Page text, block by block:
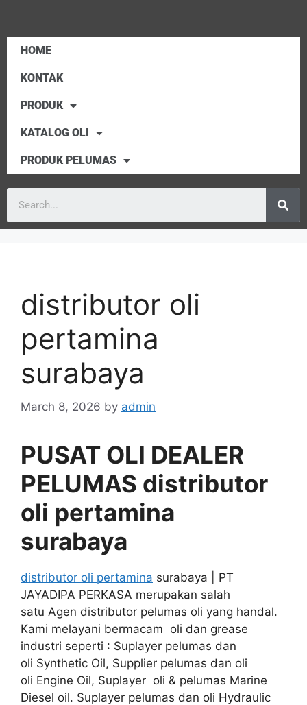
HOME
KONTAK
PRODUK
KATALOG OLI
PRODUK PELUMAS
distributor oli
pertamina
surabaya
March 8, 2026 by admin
PUSAT OLI DEALER
PELUMAS distributor
oli pertamina
surabaya
distributor oli pertamina surabaya | PT
JAYADIPA PERKASA merupakan salah
satu Agen distributor pelumas oli yang handal.
Kami melayani bermacam oli dan grease
industri seperti : Suplayer pelumas dan
oli Synthetic Oil, Supplier pelumas dan oli
oli Engine Oil, Suplayer oli & pelumas Marine
Diesel oil. Suplayer pelumas dan oli Hydraulic